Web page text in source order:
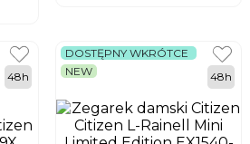
48h
DOSTĘPNY WKRÓTCE
NEW
48h